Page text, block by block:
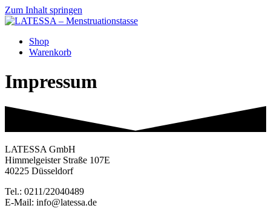
Zum Inhalt springen
Shop
Warenkorb
Impressum
LATESSA GmbH
Himmelgeister Straße 107E
40225 Düsseldorf
Tel.: 0211/22040489
E-Mail: info@latessa.de